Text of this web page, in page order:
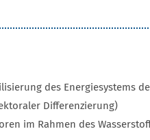
des Energiesystems
Differenzierung)
im Rahmen des